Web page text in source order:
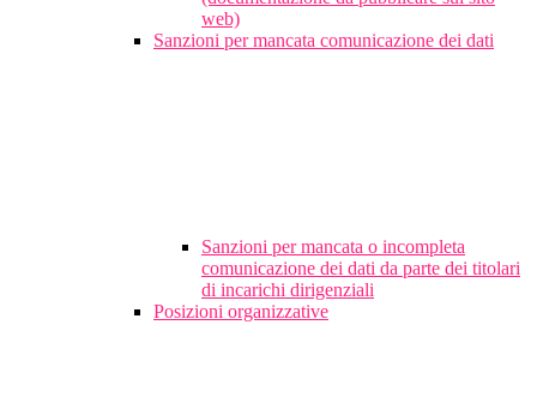
web)
Sanzioni per mancata comunicazione dei dati
Sanzioni per mancata o incompleta
comunicazione dei dati da parte dei titolari
di incarichi dirigenziali
Posizioni organizzative